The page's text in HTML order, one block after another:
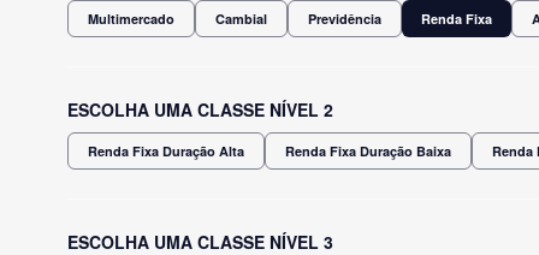
Multimercado Cambial Previdência Renda Fixa
ESCOLHA UMA CLASSE NÍVEL 2
Renda Fixa Duração Alta Renda Fixa Duração Baixa Renda
ESCOLHA UMA CLASSE NÍVEL 3